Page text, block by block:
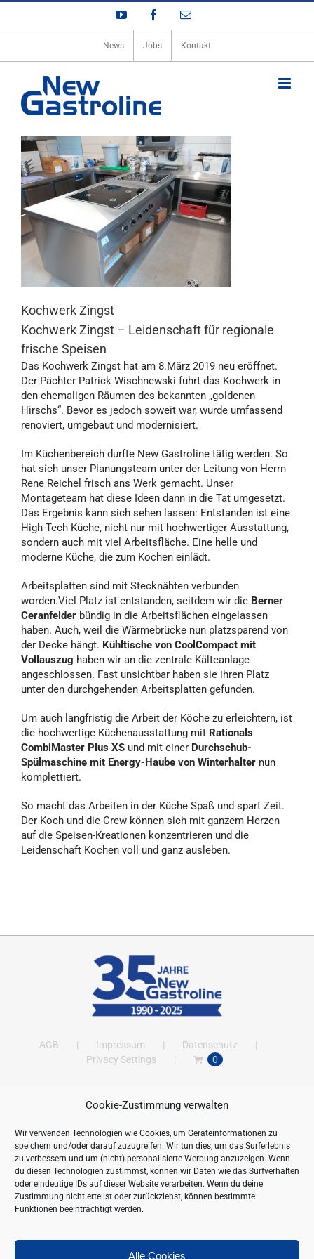
Cookie-Zustimmung verwalten
Wir verwenden Technologien wie Cookies, um Geräteinformationen zu
speichern und/oder darauf zuzugreifen. Wir tun dies, um das Surferlebnis
zu verbessern und um (nicht) personalisierte Werbung anzuzeigen. Wenn
du diesen Technologien zustimmst, können wir Daten wie das Surfverhalten
oder eindeutige IDs auf dieser Website verarbeiten. Wenn du deine
Zustimmung nicht erteilst oder zurückziehst, können bestimmte
Funktionen beeinträchtigt werden.
Alle Cookies
Zum
YouTube Facebook
E-
News Jobs Kontakt
Kochwerk Zingst
Kochwerk Zingst – Leidenschaft für regionale
frische Speisen
Das Kochwerk Zingst hat am 8.März 2019 neu eröffnet.
Der Pächter Patrick Wischnewski führt das Kochwerk in
den ehemaligen Räumen des bekannten „goldenen
Hirschs“. Bevor es jedoch soweit war, wurde umfassend
renoviert, umgebaut und modernisiert.
Im Küchenbereich durfte New Gastroline tätig werden. So
hat sich unser Planungsteam unter der Leitung von Herrn
Rene Reichel frisch ans Werk gemacht. Unser
Montageteam hat diese Ideen dann in die Tat umgesetzt.
Das Ergebnis kann sich sehen lassen: Entstanden ist eine
High-Tech Küche, nicht nur mit hochwertiger Ausstattung,
sondern auch mit viel Arbeitsfläche. Eine helle und
moderne Küche, die zum Kochen einlädt.
Arbeitsplatten sind mit Stecknähten verbunden
worden.Viel Platz ist entstanden, seitdem wir die Berner
Ceranfelder bündig in die Arbeitsflächen eingelassen
haben. Auch, weil die Wärmebrücke nun platzsparend von
der Decke hängt. Kühltische von CoolCompact mit
Vollauszug haben wir an die zentrale Kälteanlage
angeschlossen. Fast unsichtbar haben sie ihren Platz
unter den durchgehenden Arbeitsplatten gefunden.
Um auch langfristig die Arbeit der Köche zu erleichtern, ist
die hochwertige Küchenausstattung mit Rationals
CombiMaster Plus XS und mit einer Durchschub-
Spülmaschine mit Energy-Haube von Winterhalter nun
komplettiert.
So macht das Arbeiten in der Küche Spaß und spart Zeit.
Der Koch und die Crew können sich mit ganzem Herzen
auf die Speisen-Kreationen konzentrieren und die
Leidenschaft Kochen voll und ganz ausleben.
AGB Impressum
Datenschutz
Privacy Settings
0
ANSCHRIFT
New Gastroline GmbH
Barthestraße 115
18356 Barth
Deutschland/Germany
Öffnungszeiten:
Mo. - Fr. 09.00 bis 16.00 Uhr